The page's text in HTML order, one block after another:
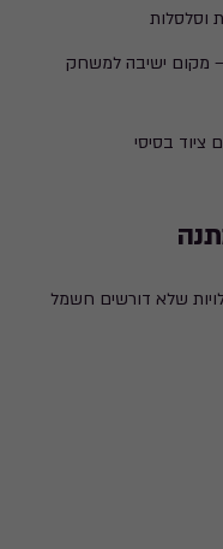
וסלסלות
מקום ישיבה למשחק
בסיסי
שלא דורשים חשמל